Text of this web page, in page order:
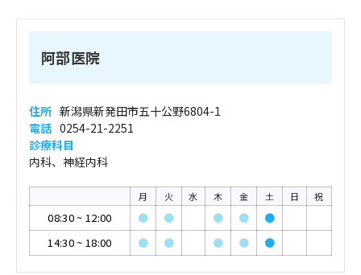
阿部医院
住所 新潟県新発田市五十公野6804-1
電話 0254-21-2251
診療科目
内科、神経内科
月 火 水 木 金 土 日 祝
08:30~ 12:00 ● ● ● ●
●
14:30~ 18:00 ● ● ● ● ●